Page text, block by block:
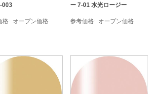
003
格 オープン価格
ー 7-01 水光ロージー
参考価格 オープン価格